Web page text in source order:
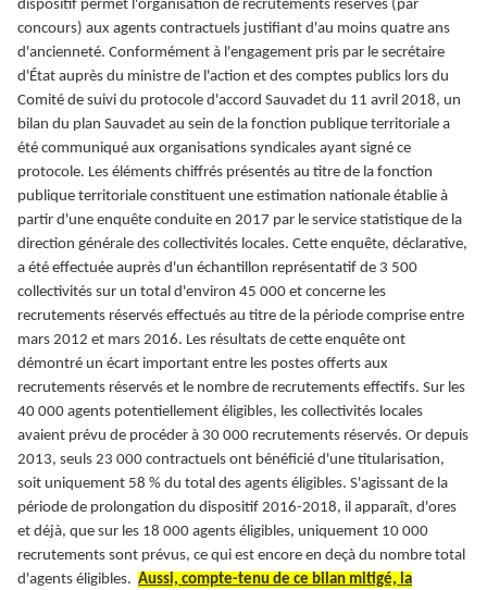
dispositif permet l'organisation de recrutements réservés (par
concours) aux agents contractuels justifiant d'au moins quatre ans
d'ancienneté. Conformément à l'engagement pris par le secrétaire
d'État auprès du ministre de l'action et des comptes publics lors du
Comité de suivi du protocole d'accord Sauvadet du 11 avril 2018, un
bilan du plan Sauvadet au sein de la fonction publique territoriale a
été communiqué aux organisations syndicales ayant signé ce
protocole. Les éléments chiffrés présentés au titre de la fonction
publique territoriale constituent une estimation nationale établie à
partir d'une enquête conduite en 2017 par le service statistique de la
direction générale des collectivités locales. Cette enquête, déclarative,
a été effectuée auprès d'un échantillon représentatif de 3 500
collectivités sur un total d'environ 45 000 et concerne les
recrutements réservés effectués au titre de la période comprise entre
mars 2012 et mars 2016. Les résultats de cette enquête ont
démontré un écart important entre les postes offerts aux
recrutements réservés et le nombre de recrutements effectifs. Sur les
40 000 agents potentiellement éligibles, les collectivités locales
avaient prévu de procéder à 30 000 recrutements réservés. Or depuis
2013, seuls 23 000 contractuels ont bénéficié d'une titularisation,
soit uniquement 58 % du total des agents éligibles. S'agissant de la
période de prolongation du dispositif 2016-2018, il apparaît, d'ores
et déjà, que sur les 18 000 agents éligibles, uniquement 10 000
recrutements sont prévus, ce qui est encore en deçà du nombre total
d'agents éligibles. Aussi, compte-tenu de ce bilan mitigé, la